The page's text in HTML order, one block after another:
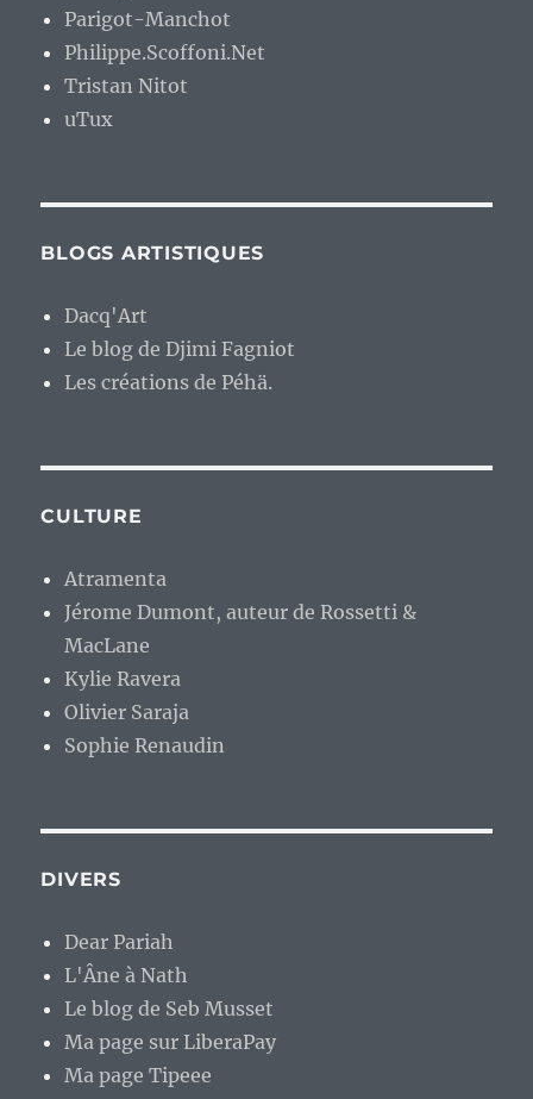
Parigot-Manchot
Philippe.Scoffoni.Net
Tristan Nitot
uTux
BLOGS ARTISTIQUES
Dacq'Art
Le blog de Djimi Fagniot
Les créations de Péhä.
CULTURE
Atramenta
Jérome Dumont, auteur de Rossetti &
MacLane
Kylie Ravera
Olivier Saraja
Sophie Renaudin
DIVERS
Dear Pariah
L'Âne à Nath
Le blog de Seb Musset
Ma page sur LiberaPay
Ma page Tipeee